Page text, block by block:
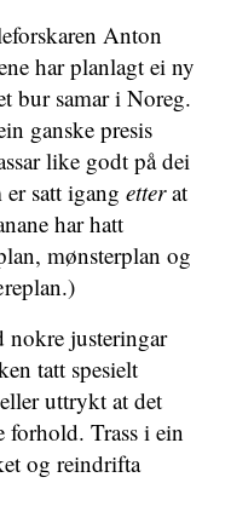
Anton
har planlagt ei ny
bur samar i Noreg.
ganske presis
like godt på dei
satt igang etterat
har hatt
mønsterplan og
nokre justeringar
tatt spesielt
uttrykt at det
forhold. Trass i ein
og reindrifta